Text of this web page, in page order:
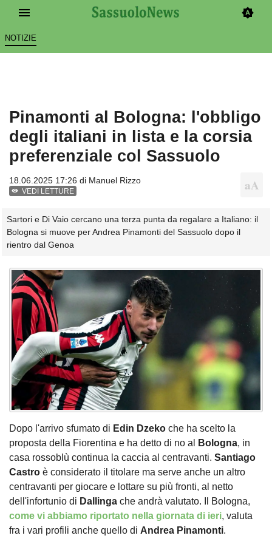
NOTIZIE
Pinamonti al Bologna: l'obbligo
degli italiani in lista e la corsia
preferenziale col Sassuolo
18.06.2025 17:26 di Manuel Rizzo
VEDI LETTURE
Sartori e Di Vaio cercano una terza punta da regalare a Italiano: il
Bologna si muove per Andrea Pinamonti del Sassuolo dopo il
rientro dal Genoa
Dopo l'arrivo sfumato di Edin Dzeko che ha scelto la
proposta della Fiorentina e ha detto di no al
Bologna, in
casa rossoblù continua la caccia al centravanti. Santiago
Castro è considerato il titolare ma serve anche un altro
centravanti per giocare e lottare su più fronti, al netto
dell'infortunio di Dallinga che andrà valutato. Il Bologna,
come vi abbiamo riportato nella giornata di ieri, valuta
fra i vari profili anche quello di Andrea Pinamonti.